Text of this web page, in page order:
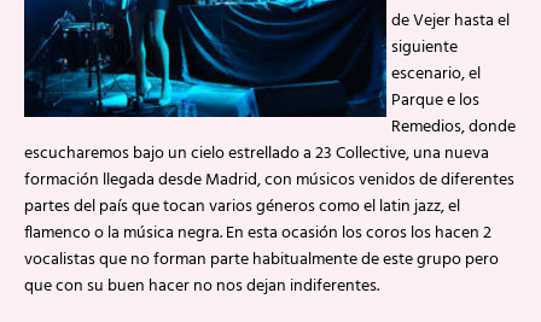
de Vejer hasta el
siguiente
escenario, el
Parque e los
Remedios, donde
escucharemos bajo un cielo estrellado a 23 Collective, una nueva
formación llegada desde Madrid, con músicos venidos de diferentes
partes del país que tocan varios géneros como el latin jazz, el
flamenco o la música negra. En esta ocasión los coros los hacen 2
vocalistas que no forman parte habitualmente de este grupo pero
que con su buen hacer no nos dejan indiferentes.